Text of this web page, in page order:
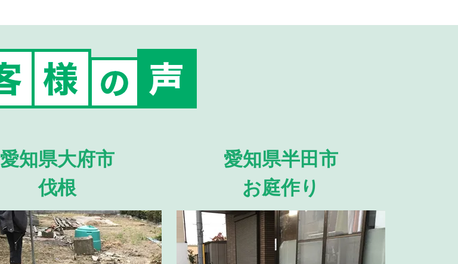
愛知県大府市
伐根
愛知県半田市
お庭作り